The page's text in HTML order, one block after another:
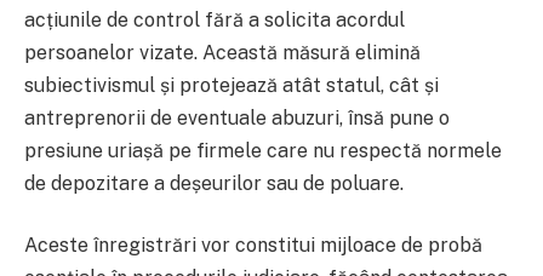
acțiunile de control fără a solicita acordul
persoanelor vizate. Această măsură elimină
subiectivismul și protejează atât statul, cât și
antreprenorii de eventuale abuzuri, însă pune o
presiune uriașă pe firmele care nu respectă normele
de depozitare a deșeurilor sau de poluare.
Aceste înregistrări vor constitui mijloace de probă